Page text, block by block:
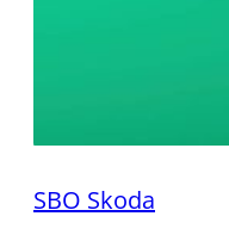
SBO Skoda